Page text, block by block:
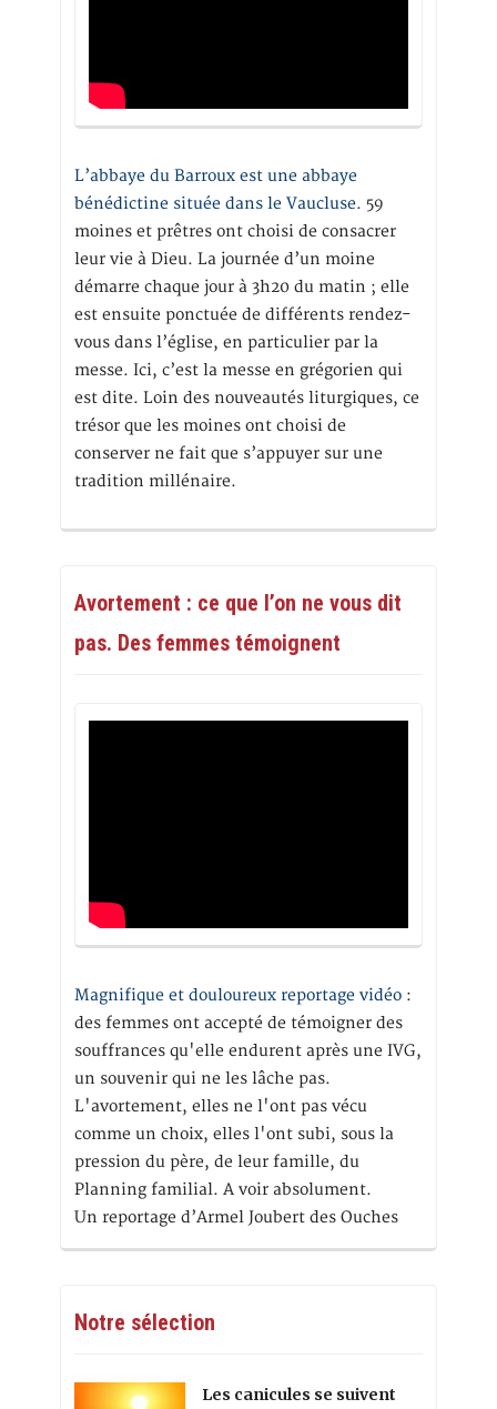
L’abbaye du Barroux est une abbaye
bénédictine située dans le Vaucluse. 59
moines et prêtres ont choisi de consacrer
leur vie à Dieu. La journée d’un moine
démarre chaque jour à 3h20 du matin ; elle
est ensuite ponctuée de différents rendez-
vous dans l’église, en particulier par la
messe. Ici, c’est la messe en grégorien qui
est dite. Loin des nouveautés liturgiques, ce
trésor que les moines ont choisi de
conserver ne fait que s’appuyer sur une
tradition millénaire.
Avortement : ce que l’on ne vous dit
pas. Des femmes témoignent
Magnifique et douloureux reportage vidéo :
des femmes ont accepté de témoigner des
souffrances qu'elle endurent après une IVG,
un souvenir qui ne les lâche pas.
L'avortement, elles ne l'ont pas vécu
comme un choix, elles l'ont subi, sous la
pression du père, de leur famille, du
Planning familial. A voir absolument.
Un reportage d’Armel Joubert des Ouches
Notre sélection
Les canicules se suivent